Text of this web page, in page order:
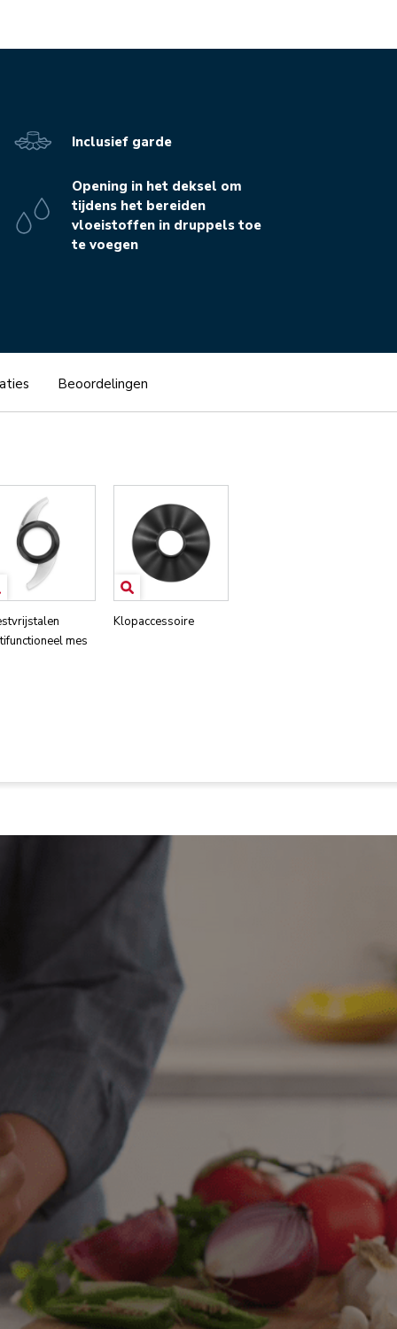
Inclusief garde
Opening in het deksel om
tijdens het bereiden
vloeistoffen in druppels toe
te voegen
Beoordelingen
mes
Klopaccessoire